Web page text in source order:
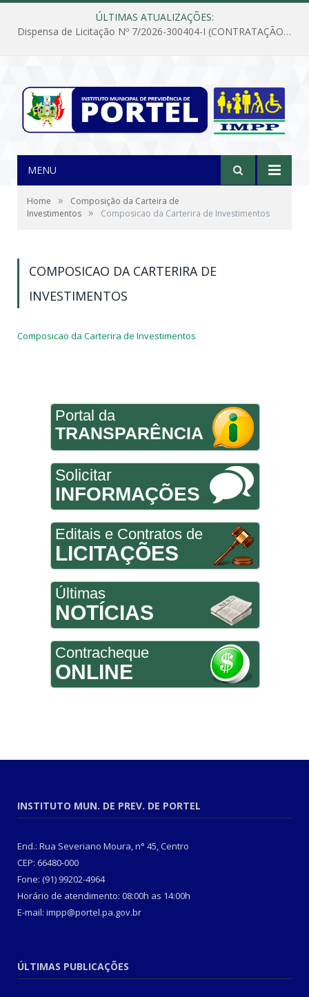
ÚLTIMAS ATUALIZAÇÕES:
Dispensa de Licitação Nº 7/2026-300404-I (CONTRATAÇÃO DE EMPRESA PARA MANUTENÇÃO E REPARAÇÃO DE APARELHOS DE AR CONDICIONADO, EM ATENDIMENTO ÀS NECESSIDADES DO INSTITUTO DE PREVIDÊNCIA MUNICIPAL DE PORTEL/PA)
MENU
Home »
Composição da Carteira de
Investimentos » Composicao da Carterira de Investimentos
COMPOSICAO DA CARTERIRA DE
INVESTIMENTOS
Composicao da Carterira de Investimentos
Portal da
TRANSPARÊNCIA
Solicitar
INFORMAÇÕES
Editais e Contratos de
LICITAÇÕES
Últimas
NOTÍCIAS
Contracheque
ONLINE
INSTITUTO MUN. DE PREV. DE PORTEL
End.: Rua Severiano Moura, n° 45, Centro
CEP: 66480-000
Fone: (91) 99202-4964
Horário de atendimento: 08:00h as 14:00h
E-mail: impp@portel.pa.gov.br
ÚLTIMAS PUBLICAÇÕES